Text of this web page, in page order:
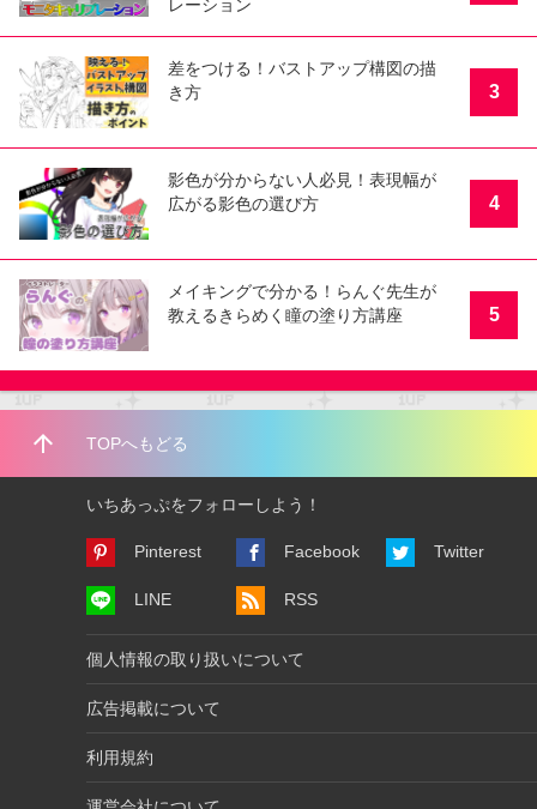
レーション
差をつける！バストアップ構図の描
き方
3
影色が分からない人必見！表現幅が
広がる影色の選び方
4
メイキングで分かる！らんぐ先生が
教えるきらめく瞳の塗り方講座
5
arrow_upward TOPへもどる
いちあっぷをフォローしよう！
Pinterest Facebook Twitter
LINE RSS
個人情報の取り扱いについて
広告掲載について
利用規約